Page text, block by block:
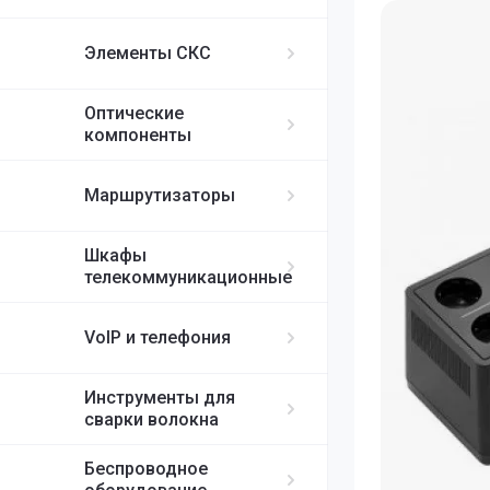
SDNET
Элементы СКС
Оптические
компоненты
Маршрутизаторы
Шкафы
телекоммуникационные
VoIP и телефония
Инструменты для
сварки волокна
Беспроводное